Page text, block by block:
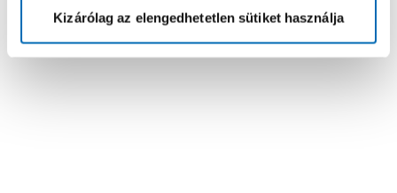
Kizárólag az elengedhetetlen sütiket használja